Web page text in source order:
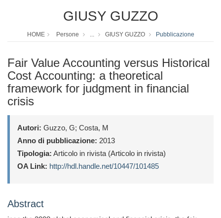
GIUSY GUZZO
HOME Persone ... GIUSY GUZZO Pubblicazione
Fair Value Accounting versus Historical
Cost Accounting: a theoretical
framework for judgment in financial
crisis
Autori: Guzzo, G; Costa, M
Anno di pubblicazione: 2013
Tipologia: Articolo in rivista (Articolo in rivista)
OA Link: http://hdl.handle.net/10447/101485
Abstract